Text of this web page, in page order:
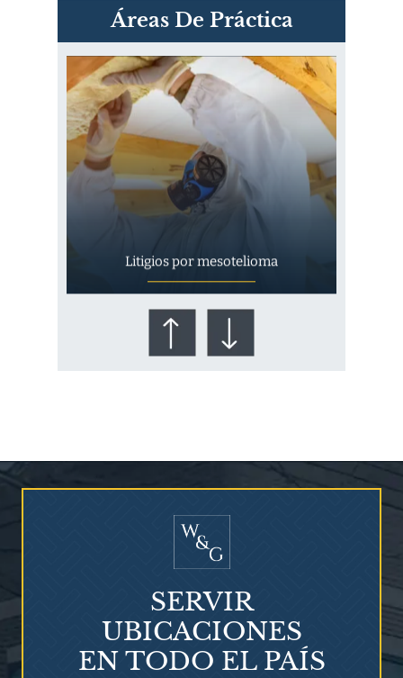
Áreas De Práctica
PVC Cloruro de polivinilo
Exposición
Litigios por mesotelioma
¿Quién corre el riesgo de
SERVIR
UBICACIONES
EN TODO EL PAÍS